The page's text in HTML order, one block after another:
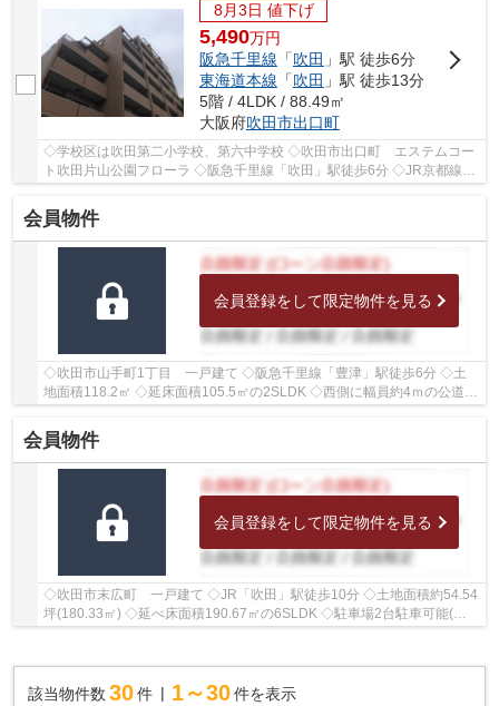
8月3日 値下げ
5,490万円
阪急千里線 「吹田 」駅 徒歩6分
東海道本線 「吹田 」駅 徒歩13分
5階 / 4LDK / 88.49㎡
大阪府吹田市出口町
◇学校区は吹田第二小学校、第六中学校 ◇吹田市出口町 エステムコー
ト吹田片山公園フローラ ◇阪急千里線「吹田」駅徒歩6分 ◇JR京都線
会員物件
会員登録をして限定物件を見る
◇吹田市山手町1丁目 一戸建て ◇阪急千里線「豊津」駅徒歩6分 ◇土
地面積118.2㎡ ◇延床面積105.5㎡の2SLDK ◇西側に幅員約4ｍの公道に
接面しております ◇学校区は山手小学校、豊津中学校...
会員物件
会員登録をして限定物件を見る
◇吹田市末広町 一戸建て ◇JR「吹田」駅徒歩10分 ◇土地面積約54.54
坪(180.33㎡) ◇延べ床面積190.67㎡の6SLDK ◇駐車場2台駐車可能(車
種による) ◇北側・西側に約4ｍの公道に接面しており...
該当物件数 30件 1～30 件を表示